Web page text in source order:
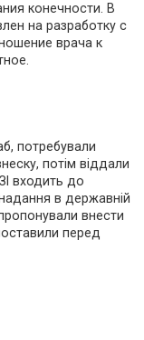
конечности. В
на разработку с
врача к
потребували
потім віддали
входить до
в державній
внести
перед